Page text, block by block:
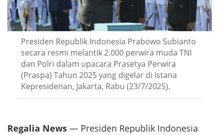
Presiden Republik Indonesia Prabowo Subianto
secara resmi melantik 2.000 perwira muda TNI
dan Polri dalam upacara Prasetya Perwira
(Praspa) Tahun 2025 yang digelar di Istana
Kepresidenan, Jakarta, Rabu (23/7/2025).
Regalia News — Presiden Republik Indonesia